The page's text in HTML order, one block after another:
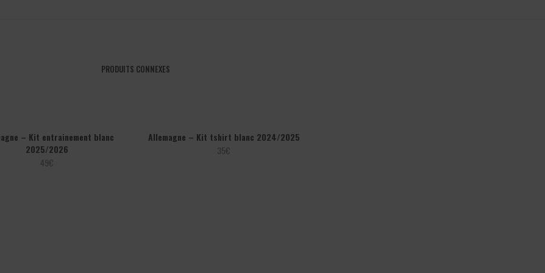
PRODUITS CONNEXES
– Kit entrainement blanc
2025/2026
49€
Allemagne – Kit tshirt blanc 2024/2025
35€